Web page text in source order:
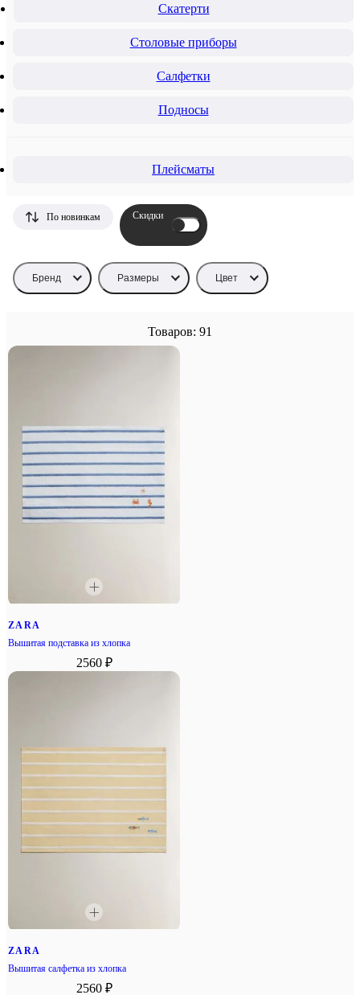
Скатерти
Столовые приборы
Салфетки
Подносы
Плейсматы
Бренд Размеры Цвет
Товаров: 91
По новинкам Скидки
ZARA
Вышитая подставка из хлопка
2560 ₽
ZARA
Вышитая салфетка из хлопка
2560 ₽